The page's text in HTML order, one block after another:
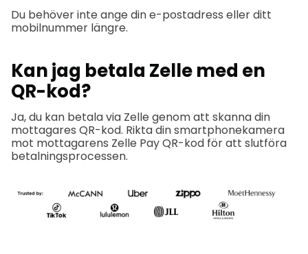
Du behöver inte ange din e-postadress eller ditt
mobilnummer längre.
Kan jag betala Zelle med en
QR-kod?
Ja, du kan betala via Zelle genom att skanna din
mottagares QR-kod. Rikta din smartphonekamera
mot mottagarens Zelle Pay QR-kod för att slutföra
betalningsprocessen.